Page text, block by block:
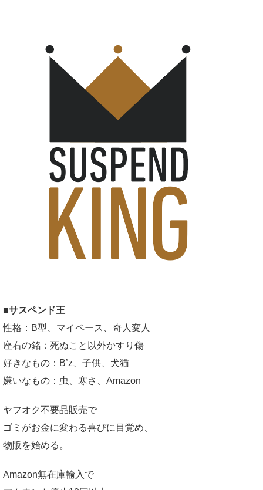
■サスペンド王
性格：B型、マイペース、奇人変人
座右の銘：死ぬこと以外かすり傷
好きなもの：B’z、子供、犬猫
嫌いなもの：虫、寒さ、Amazon
ヤフオク不要品販売で
ゴミがお金に変わる喜びに目覚め、
物販を始める。
Amazon無在庫輸入で